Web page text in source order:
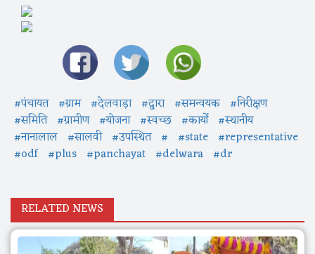
#पंचायत #ग्राम #देलवाड़ा #द्वारा #समन्वयक #निरीक्षण
#समिति #ग्रामीण #योजना #स्वच्छ #कार्यो #स्थानीय
#नानालाल #सालवी #उपस्थित # #state #representative
#odf #plus #panchayat #delwara #dr
RELATED NEWS